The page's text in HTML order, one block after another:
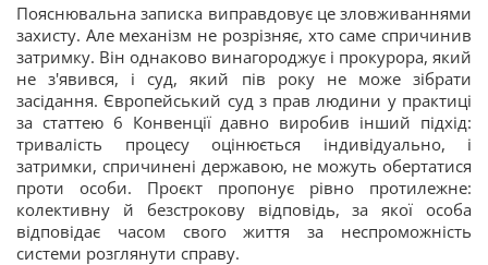
Пояснювальна записка виправдовує це зловживаннями
захисту. Але механізм не розрізняє, хто саме спричинив
затримку. Він однаково винагороджує і прокурора, який
не з'явився, і суд, який пів року не може зібрати
засідання. Європейський суд з прав людини у практиці
за статтею 6 Конвенції давно виробив інший підхід:
тривалість процесу оцінюється індивідуально, і
затримки, спричинені державою, не можуть обертатися
проти особи. Проєкт пропонує рівно протилежне:
колективну й безстрокову відповідь, за якої особа
відповідає часом свого життя за неспроможність
системи розглянути справу.